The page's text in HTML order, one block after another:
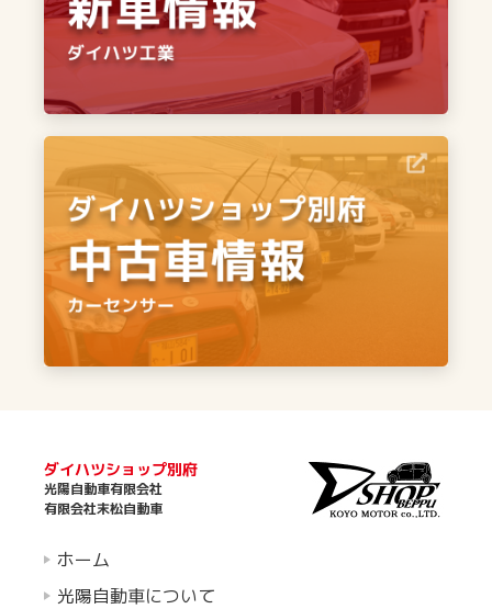
ダイハツショップ別府
光陽自動車有限会社
有限会社末松自動車
ホーム
光陽自動車について